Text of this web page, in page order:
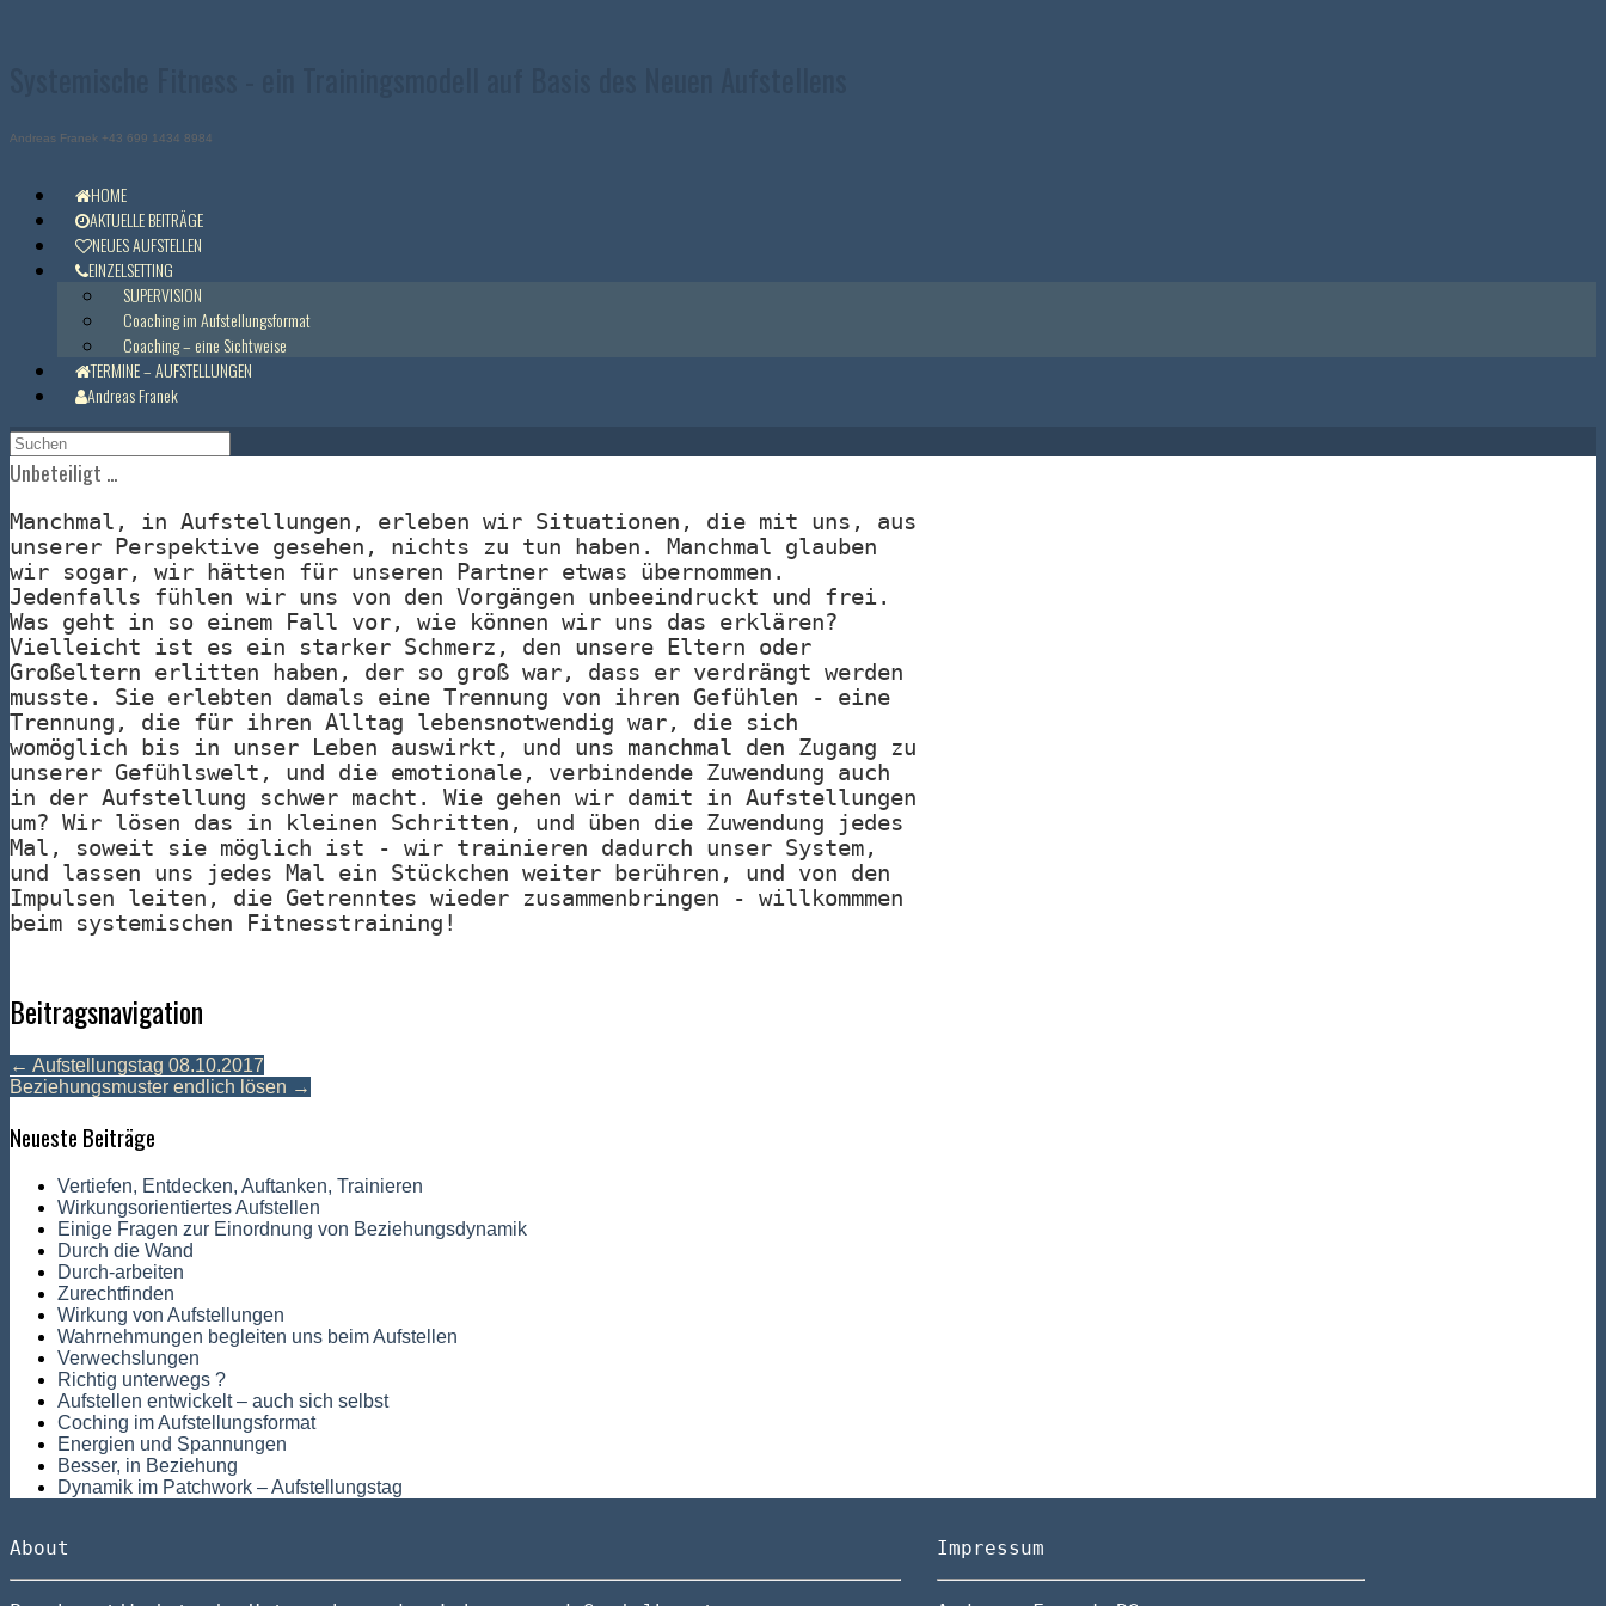
Andreas Franek +43 699 1434 8984
HOME
AKTUELLE BEITRÄGE
NEUES AUFSTELLEN
EINZELSETTING
SUPERVISION
Coaching im Aufstellungsformat
Coaching – eine Sichtweise
TERMINE – AUFSTELLUNGEN
Andreas Franek
Suchen
nach:
Unbeteiligt ...
Manchmal, in Aufstellungen, erleben wir Situationen, die mit uns, aus
unserer Perspektive gesehen, nichts zu tun haben. Manchmal glauben
wir sogar, wir hätten für unseren Partner etwas übernommen.
Jedenfalls fühlen wir uns von den Vorgängen unbeeindruckt und frei.
Was geht in so einem Fall vor, wie können wir uns das erklären?
Vielleicht ist es ein starker Schmerz, den unsere Eltern oder
Großeltern erlitten haben, der so groß war, dass er verdrängt werden
musste. Sie erlebten damals eine Trennung von ihren Gefühlen - eine
Trennung, die für ihren Alltag lebensnotwendig war, die sich
womöglich bis in unser Leben auswirkt, und uns manchmal den Zugang zu
unserer Gefühlswelt, und die emotionale, verbindende Zuwendung auch
in der Aufstellung schwer macht. Wie gehen wir damit in Aufstellungen
um? Wir lösen das in kleinen Schritten, und üben die Zuwendung jedes
Mal, soweit sie möglich ist - wir trainieren dadurch unser System,
und lassen uns jedes Mal ein Stückchen weiter berühren, und von den
Impulsen leiten, die Getrenntes wieder zusammenbringen - willkommmen
beim systemischen Fitnesstraining!
Beitragsnavigation
← Aufstellungstag 08.10.2017
Beziehungsmuster endlich lösen →
Neueste Beiträge
Vertiefen, Entdecken, Auftanken, Trainieren
Wirkungsorientiertes Aufstellen
Einige Fragen zur Einordnung von Beziehungsdynamik
Durch die Wand
Durch-arbeiten
Zurechtfinden
Wirkung von Aufstellungen
Wahrnehmungen begleiten uns beim Aufstellen
Verwechslungen
Richtig unterwegs ?
Aufstellen entwickelt – auch sich selbst
Coching im Aufstellungsformat
Energien und Spannungen
Besser, in Beziehung
Dynamik im Patchwork – Aufstellungstag
About Impressum